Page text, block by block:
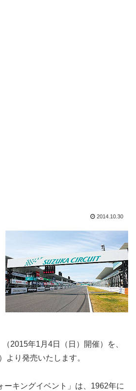
2014.10.30
2015年1月4日（日）開催）を、
より発売いたします。
ーキングイベント」は、1962年に